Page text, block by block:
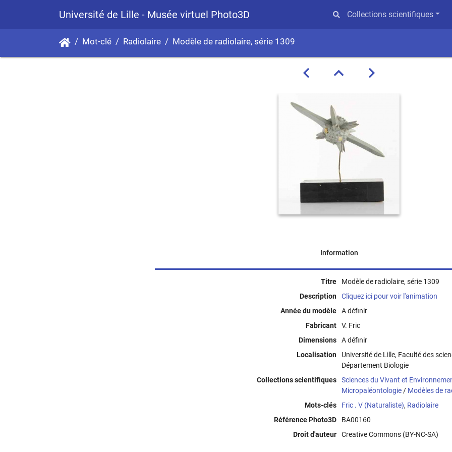
Université de Lille - Musée virtuel Photo3D Collections scientifiques
Mot-clé Radiolaire Modèle de radiolaire, série 1309
Information
Titre
Modèle de radiolaire, série 1309
Description
Cliquez ici pour voir l'animation
Année du modèle
A définir
Fabricant
V. Fric
Dimensions
A définir
Localisation
Université de Lille, Faculté des
Département Biologie
Collections scientifiques
Sciences du Vivant et
Micropaléontologie/ Modèles de
Mots-clés
Fric . V (Naturaliste), Radiolaire
Référence Photo3D
BA00160
Droit d'auteur
Creative Commons (BY-NC-SA)